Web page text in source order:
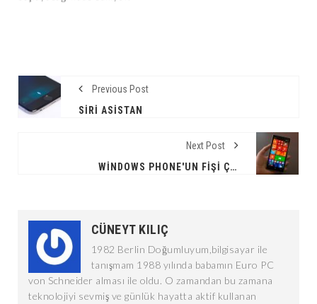
Previous Post
SIRI ASISTAN
Next Post
WINDOWS PHONE'UN FIŞI ÇEKILDI!
CÜNEYT KILIÇ
1982 Berlin Doğumluyum,bilgisayar ile
tanışmam 1988 yılında babamın Euro PC
von Schneider alması ile oldu. O zamandan bu zamana
teknolojiyi sevmiş ve günlük hayatta aktif kullanan